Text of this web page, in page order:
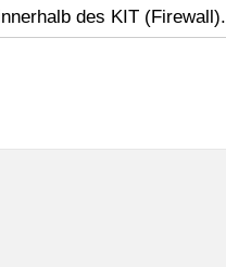
des KIT (Firewall).